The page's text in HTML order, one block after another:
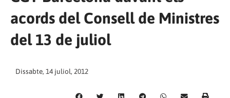
acords del Consell de Ministres
del 13 de juliol
Dissabte, 14 juliol, 2012